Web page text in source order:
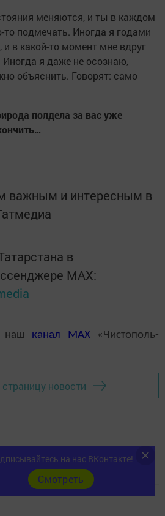
меняются, и ты в каждом
то подмечать. Иногда я годами
в какой-то момент мне вдруг
Иногда я даже не осознаю,
объяснить. Говорят: само
полдела за вас уже
важным и интересным в
в
MАХ:
наш канал MAX«Чистополь-
новости
на нас ВКонтакте!
Cмотреть